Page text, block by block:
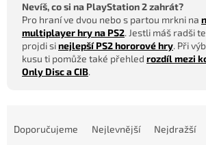
Nevíš, co si na PlayStation 2 zahrát?
Pro hraní ve dvou nebo s partou mrkni na
multiplayer hry na PS2. Jestli máš radši
projdi sinejlepší PS2 hororové hry. Při
kusu ti pomůže také přehled rozdíl mezi
Only Disc a CIB.
Doporučujeme Nejlevnější Nejdražší